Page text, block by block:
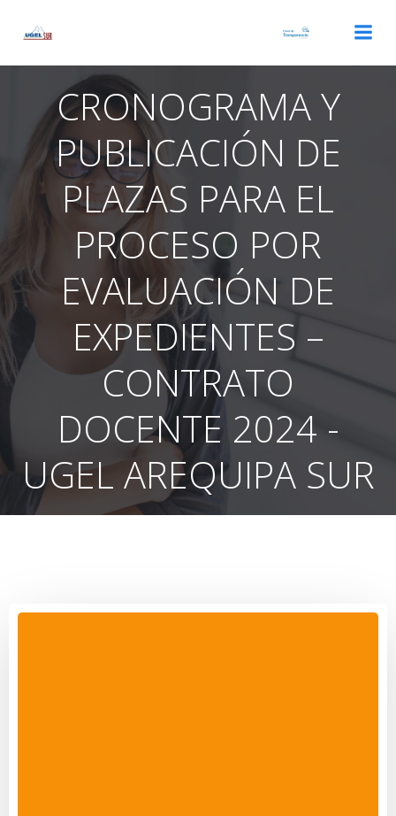
CRONOGRAMA Y
PUBLICACIÓN DE
PLAZAS PARA EL
PROCESO POR
EVALUACIÓN DE
EXPEDIENTES –
CONTRATO
DOCENTE 2024 -
UGEL AREQUIPA SUR